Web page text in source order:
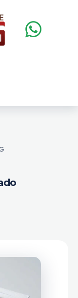
TIENDA